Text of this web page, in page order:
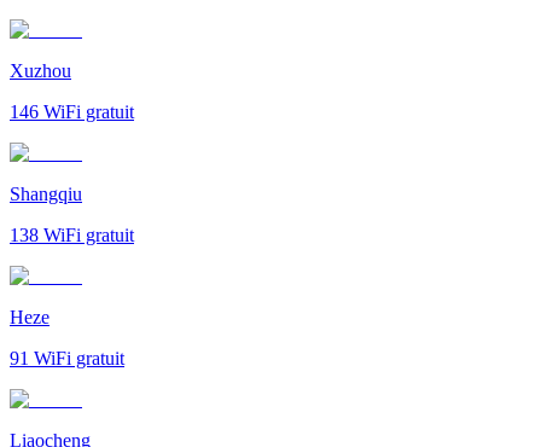
Xuzhou
146 WiFi gratuit
Shangqiu
138 WiFi gratuit
Heze
91 WiFi gratuit
Liaocheng